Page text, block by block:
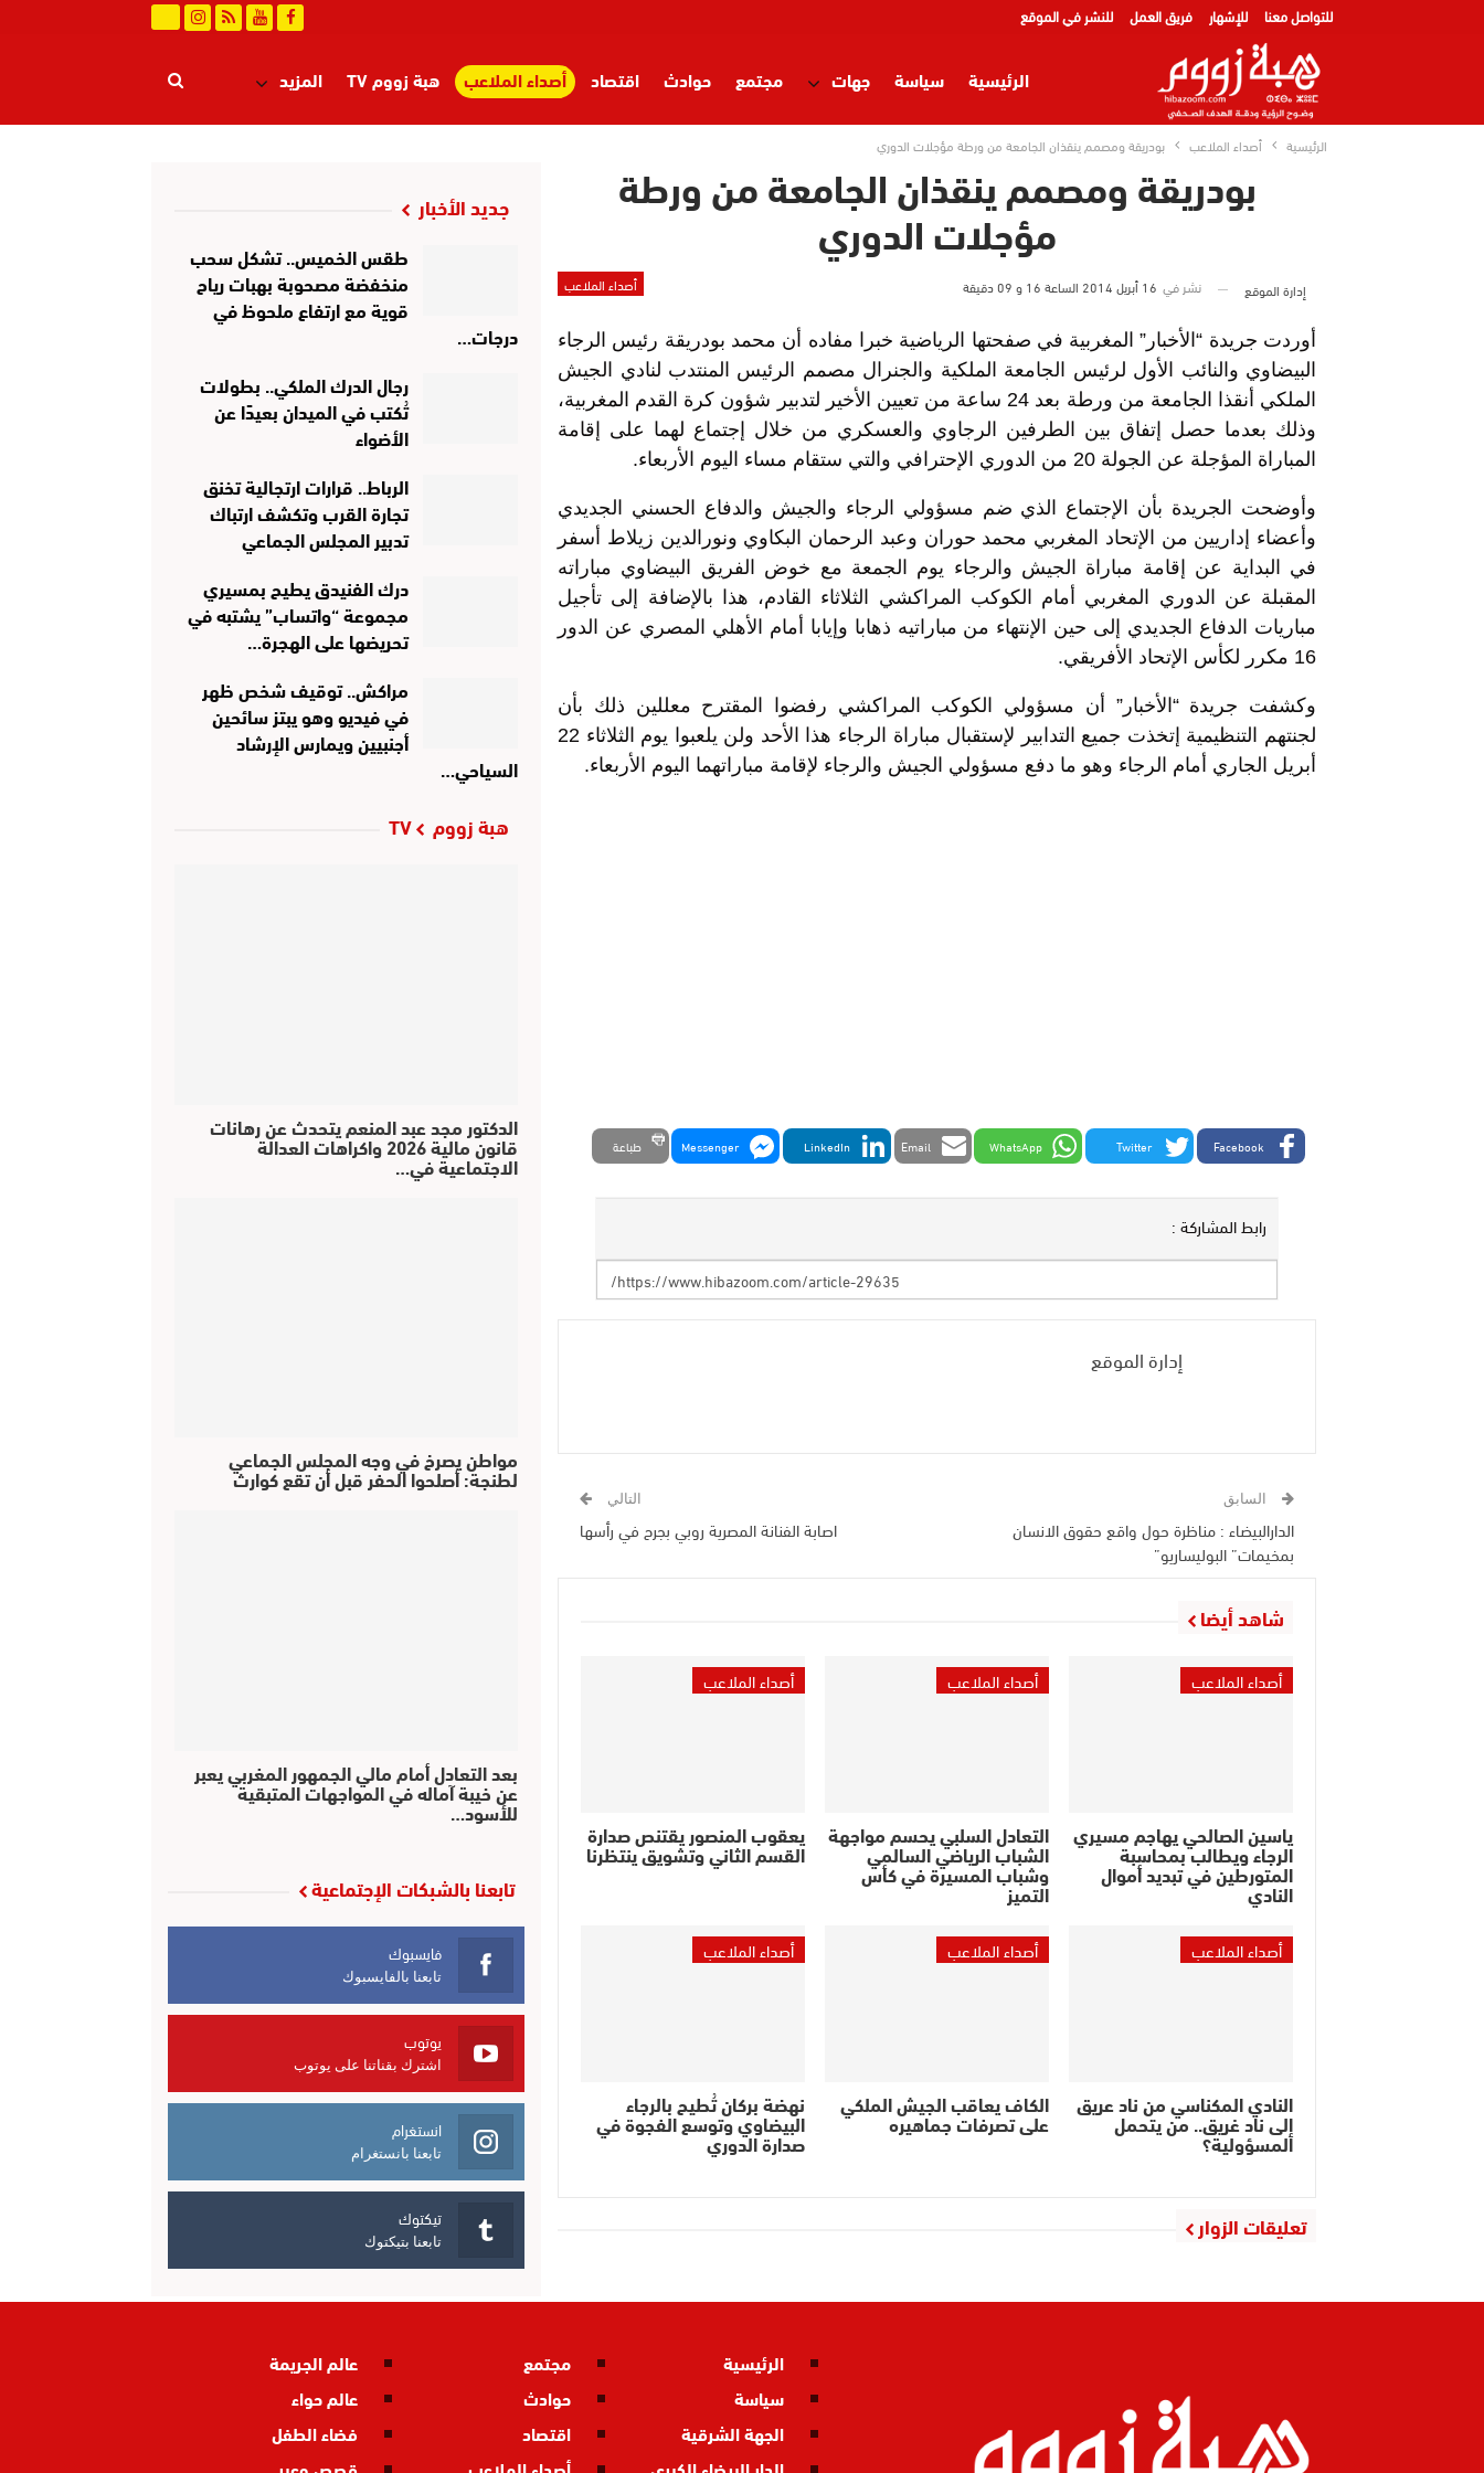
للتواصل معنا للإشهار فريق العمل للنشر في الموقع
الرئيسية سياسة جهات مجتمع حوادث اقتصاد أصداء الملاعب هبة زووم TV المزيد
الرئيسية أصداء الملاعب بودريقة ومصمم ينقذان الجامعة من ورطة مؤجلات الدوري
بودريقة ومصمم ينقذان الجامعة من ورطة
مؤجلات الدوري
أصداء الملاعب إدارة الموقع نشر في 16 أبريل 2014 الساعة 16 و 09 دقيقة
أوردت جريدة “الأخبار” المغربية في صفحتها الرياضية خبرا مفاده أن محمد بودريقة رئيس الرجاء
البيضاوي والنائب الأول لرئيس الجامعة الملكية والجنرال مصمم الرئيس المنتدب لنادي الجيش
الملكي أنقذا الجامعة من ورطة بعد 24 ساعة من تعيين الأخير لتدبير شؤون كرة القدم المغربية،
وذلك بعدما حصل إتفاق بين الطرفين الرجاوي والعسكري من خلال إجتماع لهما على إقامة
المباراة المؤجلة عن الجولة 20 من الدوري الإحترافي والتي ستقام مساء اليوم الأربعاء.
وأوضحت الجريدة بأن الإجتماع الذي ضم مسؤولي الرجاء والجيش والدفاع الحسني الجديدي
وأعضاء إداريين من الإتحاد المغربي محمد حوران وعبد الرحمان البكاوي ونورالدين زيلاط أسفر
في البداية عن إقامة مباراة الجيش والرجاء يوم الجمعة مع خوض الفريق البيضاوي مباراته
المقبلة عن الدوري المغربي أمام الكوكب المراكشي الثلاثاء القادم، هذا بالإضافة إلى تأجيل
مباريات الدفاع الجديدي إلى حين الإنتهاء من مباراتيه ذهابا وإيابا أمام الأهلي المصري عن الدور
16 مكرر لكأس الإتحاد الأفريقي.
وكشفت جريدة “الأخبار” أن مسؤولي الكوكب المراكشي رفضوا المقترح معللين ذلك بأن
لجنتهم التنظيمية إتخذت جميع التدابير لإستقبال مباراة الرجاء هذا الأحد ولن يلعبوا يوم الثلاثاء 22
أبريل الجاري أمام الرجاء وهو ما دفع مسؤولي الجيش والرجاء لإقامة مباراتهما اليوم الأربعاء.
Facebook
Twitter
WhatsApp
Email
LinkedIn
Messenger طباعة
رابط المشاركة :
إدارة الموقع
السابق
الدارالبيضاء : مناظرة حول واقع حقوق الانسان
بمخيمات” البوليساريو”
التالي
اصابة الفنانة المصرية روبي بجرح في رأسها
شاهد أيضا
أصداء الملاعب
ياسين الصالحي يهاجم مسيري
الرجاء ويطالب بمحاسبة
المتورطين في تبديد أموال
النادي
أصداء الملاعب
التعادل السلبي يحسم مواجهة
الشباب الرياضي السالمي
وشباب المسيرة في كأس
التميز
أصداء الملاعب
يعقوب المنصور يقتنص صدارة
القسم الثاني وتشويق ينتظرنا
أصداء الملاعب
النادي المكناسي من ناد عريق
إلى ناد غريق.. من يتحمل
المسؤولية؟
أصداء الملاعب
الكاف يعاقب الجيش الملكي
على تصرفات جماهيره
أصداء الملاعب
نهضة بركان تُطيح بالرجاء
البيضاوي وتوسع الفجوة في
صدارة الدوري
تعليقات الزوار
جديد الأخبار
طقس الخميس.. تشكل سحب
منخفضة مصحوبة بهبات رياح
قوية مع ارتفاع ملحوظ في
درجات…
رجال الدرك الملكي.. بطولات
تُكتب في الميدان بعيدًا عن
الأضواء
الرباط.. قرارات ارتجالية تخنق
تجارة القرب وتكشف ارتباك
تدبير المجلس الجماعي
درك الفنيدق يطيح بمسيري
مجموعة “واتساب” يشتبه في
تحريضها على الهجرة…
مراكش.. توقيف شخص ظهر
في فيديو وهو يبتز سائحين
أجنبيين ويمارس الإرشاد
السياحي…
هبة زووم TV
الدكتور مجد عبد المنعم يتحدث عن رهانات
قانون مالية 2026 واكراهات العدالة
الاجتماعية في…
مواطن يصرخ في وجه المجلس الجماعي
لطنجة: أصلحوا الحفر قبل أن تقع كوارث
بعد التعادل أمام مالي الجمهور المغربي يعبر
عن خيبة آماله في المواجهات المتبقية
للأسود…
تابعنا بالشبكات الإجتماعية
فايسبوك
تابعنا بالفايسبوك
يوتوب
اشترك بقناتنا على يوتوب
انستغرام
تابعنا بانستغرام
تيكتوك
تابعنا بتيكتوك
الرئيسية
سياسة
الجهة الشرقية
مجتمع
حوادث
اقتصاد
عالم الجريمة
عالم حواء
فضاء الطفل